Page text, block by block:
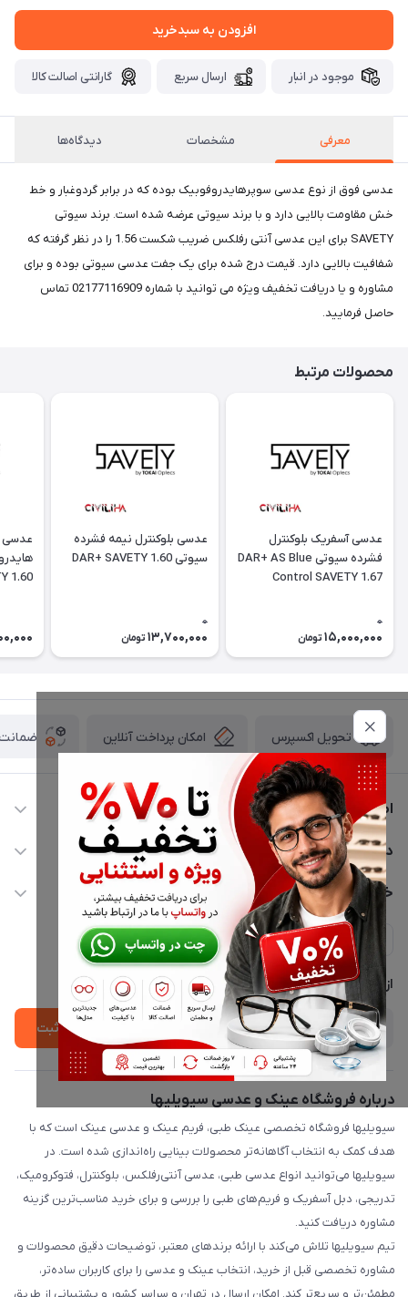
افزودن به سبدخرید
موجود در انبار ارسال سریع گارانتی اصالت کالا
معرفی مشخصات دیدگاه‌ها
عدسی فوق از نوع عدسی سوپرهایدروفوبیک بوده که در برابر گردوغبار و خط
خش مقاومت بالایی دارد و با برند سیوتی عرضه شده است. برند سیوتی
SAVETY برای این عدسی آنتی رفلکس ضریب شکست 1.56 را در نظر گرفته که
شفافیت بالایی دارد. قیمت درج شده برای یک جفت عدسی سیوتی بوده و برای
مشاوره و یا دریافت تخفیف ویژه می توانید با شماره 02177116909 تماس
حاصل فرمایید.
محصولات مرتبط
عدسی آسفریک بلوکنترل
فشرده سیوتی DAR+ AS Blue
Control SAVETY 1.67
0
15,000,000 تومان
عدسی بلوکنترل نیمه فشرده
سیوتی DAR+ SAVETY 1.60
0
13,700,000 تومان
عدسی
1.60
تحویل اکسپرس امکان پرداخت آنلاین ضمانت
اطلاعات تماس
02177116909
info@civiliha.com
ارسال فوری در تهران + ارسال به سراسر کشور
دسترسی سریع
حساب کاربری
مجله فروشگاه
لیست محصولات
درباره ما
خدمات مشتریان
حریم خصوصی
پشتیبانی واتساپ 09397003162
از جدید‌ترین تخفیف‌ها با‌ خبر شوید
ثبت
درباره فروشگاه عینک و عدسی سیویلیها
سیویلیها فروشگاه تخصصی عینک طبی، فریم عینک و عدسی عینک است که با
هدف کمک به انتخاب آگاهانه‌تر محصولات بینایی راه‌اندازی شده است. در
سیویلیها می‌توانید انواع عدسی طبی، عدسی آنتی‌رفلکس، بلوکنترل، فتوکرومیک،
تدریجی، دبل آسفریک و فریم‌های طبی را بررسی و برای خرید مناسب‌ترین گزینه
مشاوره دریافت کنید.
تیم سیویلیها تلاش می‌کند با ارائه برندهای معتبر، توضیحات دقیق محصولات و
مشاوره تخصصی قبل از خرید، انتخاب عینک و عدسی را برای کاربران ساده‌تر،
مطمئن‌تر و سریع‌تر کند. امکان ارسال در تهران و سراسر کشور و پشتیبانی از طریق